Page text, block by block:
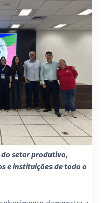
setor produtivo,
e instituições de todo o